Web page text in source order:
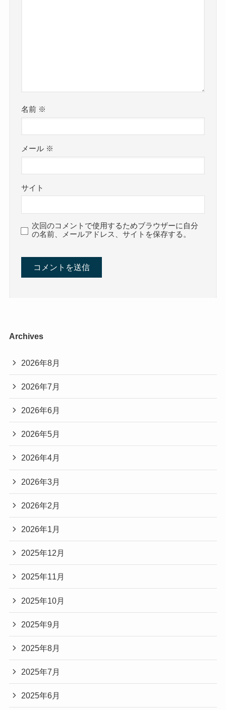
名前 ※
メール ※
サイト
次回のコメントで使用するためブラウザーに自分
の名前、メールアドレス、サイトを保存する。
Archives
2026年8月
2026年7月
2026年6月
2026年5月
2026年4月
2026年3月
2026年2月
2026年1月
2025年12月
2025年11月
2025年10月
2025年9月
2025年8月
2025年7月
2025年6月